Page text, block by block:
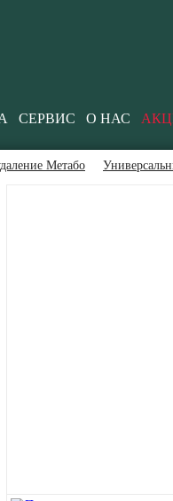
СЕРВИС О НАС
Метабо